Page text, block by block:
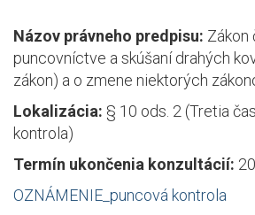
Názov právneho predpisu: Zákon
puncovníctve a skúšaní drahých
zákon) a o zmene niektorých
Lokalizácia: § 10 ods. 2 (Tretia
kontrola)
Termín ukončenia konzultácií:
OZNÁMENIE_puncová kontrola